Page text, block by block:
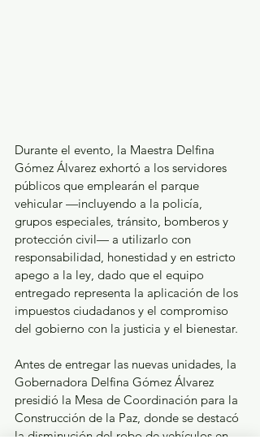
Durante el evento, la Maestra Delfina
Gómez Álvarez exhortó a los servidores
públicos que emplearán el parque
vehicular —incluyendo a la policía,
grupos especiales, tránsito, bomberos y
protección civil— a utilizarlo con
responsabilidad, honestidad y en estricto
apego a la ley, dado que el equipo
entregado representa la aplicación de los
impuestos ciudadanos y el compromiso
del gobierno con la justicia y el bienestar.
Antes de entregar las nuevas unidades, la
Gobernadora Delfina Gómez Álvarez
presidió la Mesa de Coordinación para la
Construcción de la Paz, donde se destacó
la disminución del robo de vehículos en